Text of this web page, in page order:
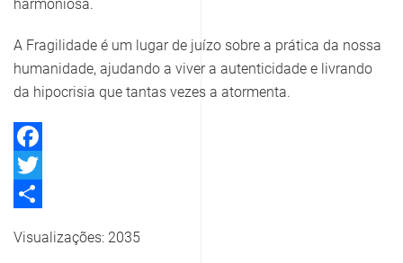
harmoniosa.
A Fragilidade é um lugar de juízo sobre a prática da nossa
humanidade, ajudando a viver a autenticidade e livrando
da hipocrisia que tantas vezes a atormenta.
Facebook
Twitter
Visualizações: 2035